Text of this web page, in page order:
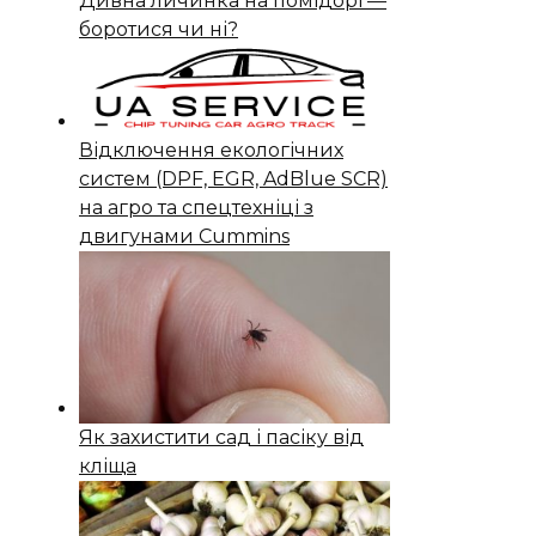
боротися чи ні?
Відключення екологічних
систем (DPF, EGR, AdBlue SCR)
на агро та спецтехніці з
двигунами Cummins
Як захистити сад і пасіку від
кліща